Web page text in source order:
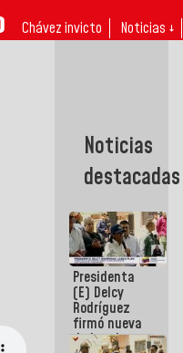
Chávez invicto Noticias ↓
Noticias
destacadas
Presidenta
(E) Delcy
Rodríguez
firmó nueva
de Ley de